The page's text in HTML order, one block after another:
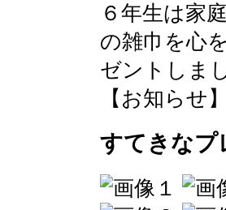
６年生は家
の雑巾を心
ゼントしま
【お知らせ
すてきなプ